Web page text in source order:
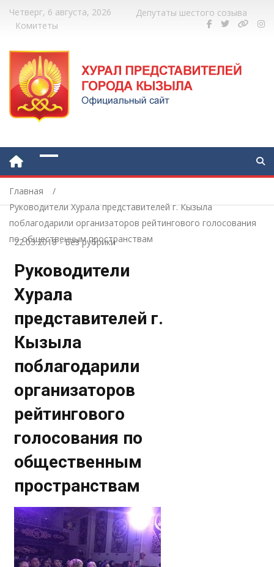
Четверг, 6 августа, 2026
Депутаты шестого созыва
Комитеты
Главная
Руководители Хурала представителей г. Кызыла
поблагодарили организаторов рейтингового голосования
по общественным пространствам
22.03.2018- Без рубрики
Руководители
Хурала
представителей г.
Кызыла
поблагодарили
организаторов
рейтингового
голосования по
общественным
пространствам